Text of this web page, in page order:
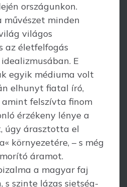
országunkon.
művészet minden
világos
az életfelfogás
E
egyik médiuma volt
elhunyt fiatal író,
amint felszívta finom
érzékeny lénye a
úgy árasztotta el
környezetére, – s még
áramot.
a magyar faj
s szinte lázas sietség­